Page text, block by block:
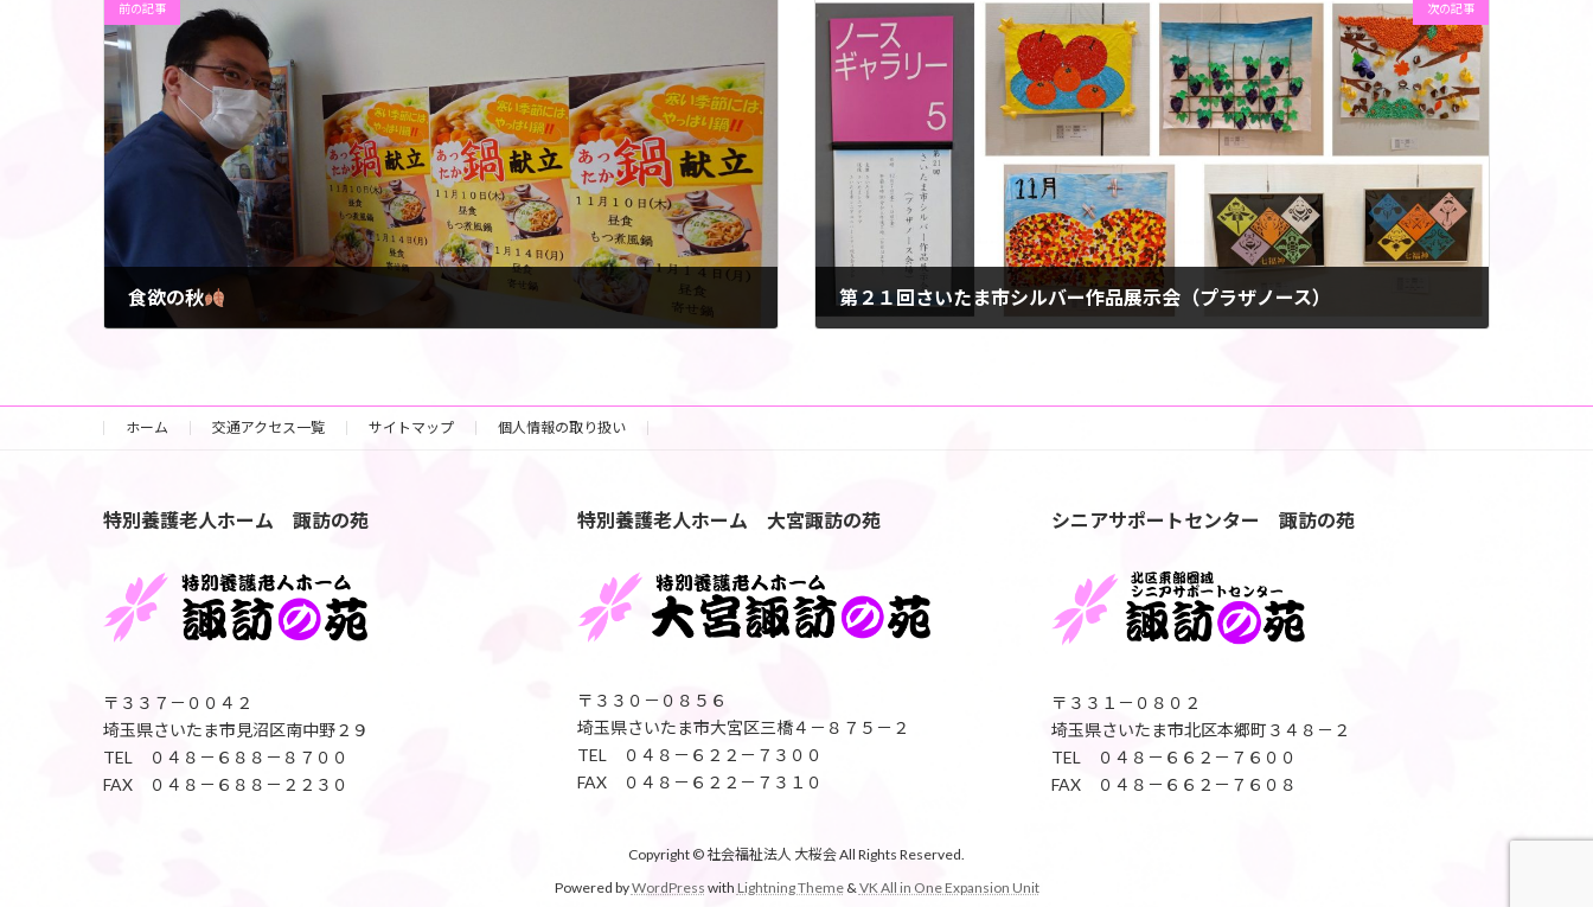
前の記事
食欲の秋
次の記事
第２１回さいたま市シルバー作品展示会（プラザノース）
ホーム 交通アクセス一覧 サイトマップ 個人情報の取り扱い
特別養護老人ホーム 諏訪の苑
〒３３７－００４２
埼玉県さいたま市見沼区南中野２９
TEL ０４８－６８８－８７００
FAX ０４８－６８８－２２３０
特別養護老人ホーム 大宮諏訪の苑
〒３３０－０８５６
埼玉県さいたま市大宮区三橋４－８７５－２
TEL ０４８－６２２－７３００
FAX ０４８－６２２－７３１０
シニアサポートセンター 諏訪の苑
〒３３１－０８０２
埼玉県さいたま市北区本郷町３４８－２
TEL ０４８－６６２－７６００
FAX ０４８－６６２－７６０８
Copyright © 社会福祉法人 大桜会 All Rights Reserved.
Powered byWordPress with Lightning Theme& VK All in One Expansion Unit